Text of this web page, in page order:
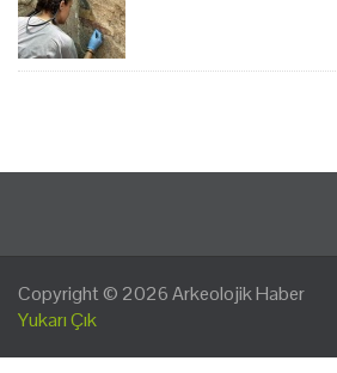
Copyright © 2026Arkeolojik Haber
Yukarı Çık